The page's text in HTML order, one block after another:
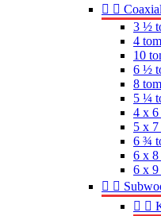
 
3 ½
4
10
6 ½
8
5 ¼
4 x 6
5 x
6 ¾
6 x 8
6 x 9
 
 